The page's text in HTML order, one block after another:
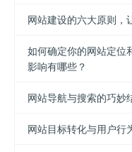
网站建设的六大原则，
如何确定你的网站定位
影响有哪些？
网站导航与搜索的巧妙
网站目标转化与用户行